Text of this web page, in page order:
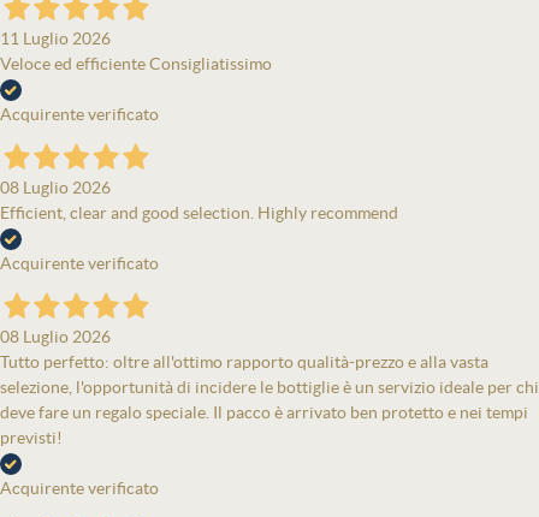
11 Luglio 2026
Veloce ed efficiente Consigliatissimo
Acquirente verificato
08 Luglio 2026
Efficient, clear and good selection. Highly recommend
Acquirente verificato
08 Luglio 2026
Tutto perfetto: oltre all'ottimo rapporto qualità-prezzo e alla vasta
selezione, l'opportunità di incidere le bottiglie è un servizio ideale per chi
deve fare un regalo speciale. Il pacco è arrivato ben protetto e nei tempi
previsti!
Acquirente verificato